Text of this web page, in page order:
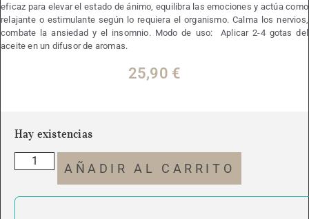
eficaz para elevar el estado de ánimo, equilibra las emociones y actúa como
relajante o estimulante según lo requiera el organismo. Calma los nervios,
combate la ansiedad y el insomnio. Modo de uso: Aplicar 2-4 gotas del
aceite en un difusor de aromas.
25,90 €
Hay existencias
AÑADIR AL CARRITO